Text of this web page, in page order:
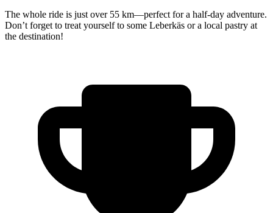
The whole ride is just over 55 km—perfect for a half-day adventure.
Don’t forget to treat yourself to some Leberkäs or a local pastry at
the destination!